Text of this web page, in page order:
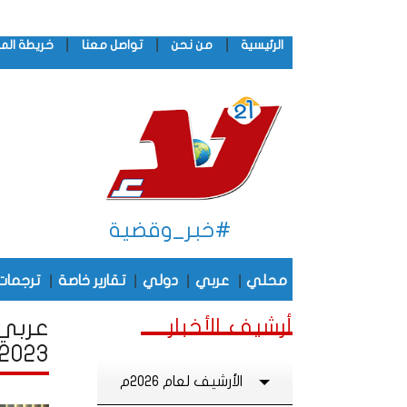
الرئيسية من نحن تواصل معنا خريطة
#خبر_وقضية
محلي عربي دولي تقارير خاصة
2023
أرشيف الأخبار
الأرشيف لعام 2026م